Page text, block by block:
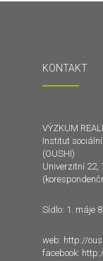
KONTAKT
VÝZKUM
Institut
(OUSHI)
Univerzitní 22,
Sídlo: 1. máje
web: http://
facebook: